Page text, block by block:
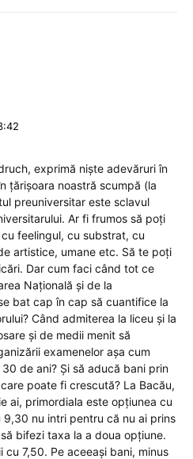
exprimă niște adevăruri în
țărișoara noastră scumpă (la
preuniversitar este sclavul
Ar fi frumos să poți
feelingul, cu substrat, cu
artistice, umane etc. Să te poți
Dar cum faci când tot ce
Națională și de la
bat cap în cap să cuantifice la
Când admiterea la liceu și la
și de medii menit să
examenelor așa cum
de ani? Și să aducă bani prin
poate fi crescută? La Bacău,
ai, primordiala este opțiunea cu
9,30 nu intri pentru că nu ai prins
bifezi taxa la a doua opțiune.
cu 7,50. Pe aceeași bani, minus